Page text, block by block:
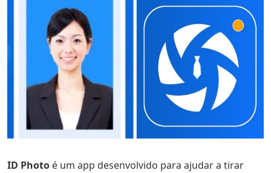
ID Photo é um app desenvolvido para ajudar a tirar